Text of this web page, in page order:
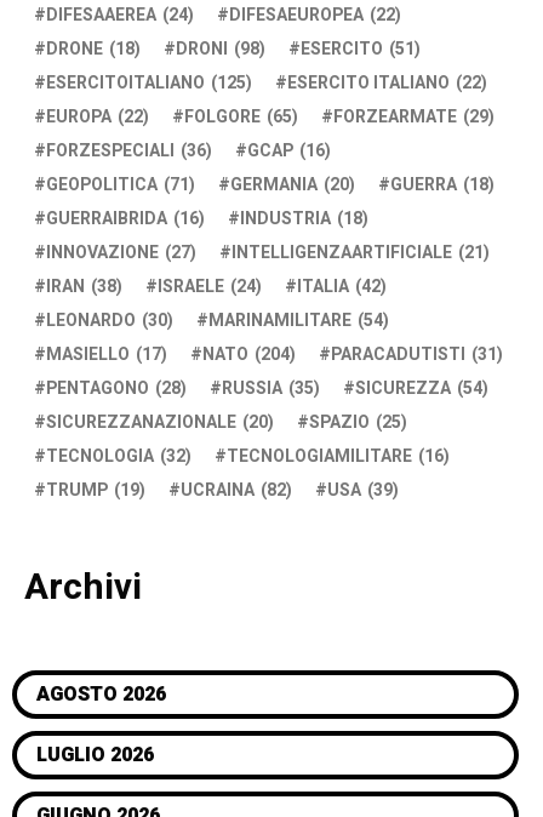
DIFESAAEREA (24) DIFESAEUROPEA (22)
DRONE (18) DRONI (98) ESERCITO (51)
ESERCITOITALIANO (125) ESERCITO ITALIANO (22)
EUROPA (22) FOLGORE (65) FORZEARMATE (29)
FORZESPECIALI (36) GCAP (16)
GEOPOLITICA (71) GERMANIA (20) GUERRA (18)
GUERRAIBRIDA (16) INDUSTRIA (18)
INNOVAZIONE (27) INTELLIGENZAARTIFICIALE (21)
IRAN (38) ISRAELE (24) ITALIA (42)
LEONARDO (30) MARINAMILITARE (54)
MASIELLO (17) NATO (204) PARACADUTISTI (31)
PENTAGONO (28) RUSSIA (35) SICUREZZA (54)
SICUREZZANAZIONALE (20) SPAZIO (25)
TECNOLOGIA (32) TECNOLOGIAMILITARE (16)
TRUMP (19) UCRAINA (82) USA (39)
Archivi
AGOSTO 2026
LUGLIO 2026